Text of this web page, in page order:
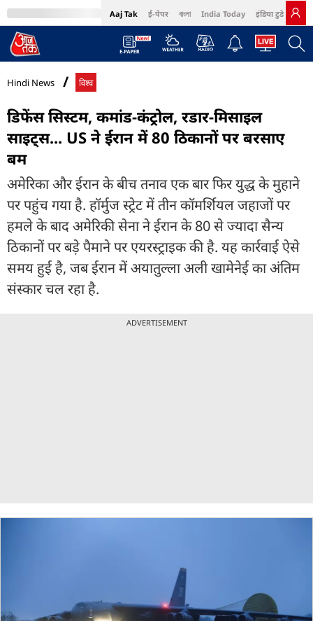
Aaj Tak ई-पेपर বাংলা India Today इंडिया टुडे हिंदी
MumbaiTak Cosmopolitan Harper's Bazaar Northeast
Hindi News विश्व
डिफेंस सिस्टम, कमांड-कंट्रोल, रडार-मिसाइल
साइट्स... US ने ईरान में 80 ठिकानों पर बरसाए
बम
अमेरिका और ईरान के बीच तनाव एक बार फिर युद्ध के मुहाने
पर पहुंच गया है. हॉर्मुज स्ट्रेट में तीन कॉमर्शियल जहाजों पर
हमले के बाद अमेरिकी सेना ने ईरान के 80 से ज्यादा सैन्य
ठिकानों पर बड़े पैमाने पर एयरस्ट्राइक की है. यह कार्रवाई ऐसे
समय हुई है, जब ईरान में अयातुल्ला अली खामेनेई का अंतिम
संस्कार चल रहा है.
ADVERTISEMENT